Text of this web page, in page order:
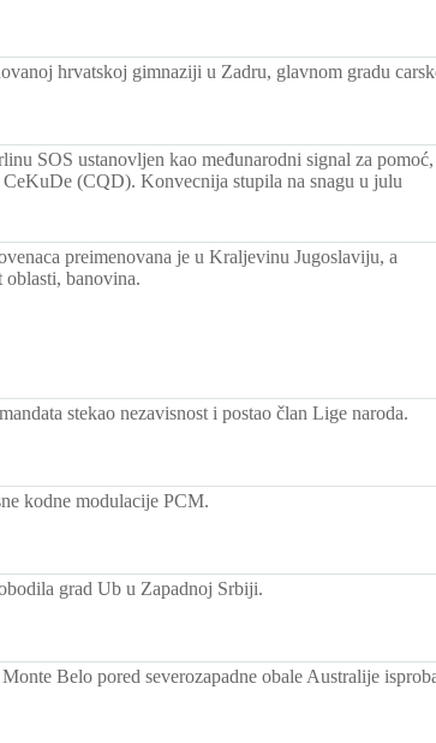
hrvatskoj gimnaziji u Zadru, glavnom gradu
SOS ustanovljen kao međunarodni signal za pomoć,
CeKuDe (CQD). Konvecnija stupila na snagu u julu
preimenovana je u Kraljevinu Jugoslaviju, a
oblasti, banovina.
stekao nezavisnost i postao član Lige naroda.
kodne modulacije PCM.
grad Ub u Zapadnoj Srbiji.
Belo pored severozapadne obale Australije